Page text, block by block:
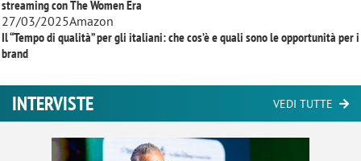
streaming conThe Women Era
27/03/2025Amazon
Il “Tempo di qualità” per gli italiani: che cos’è e quali sono le opportunità per i
brand
INTERVISTE VEDI TUTTE